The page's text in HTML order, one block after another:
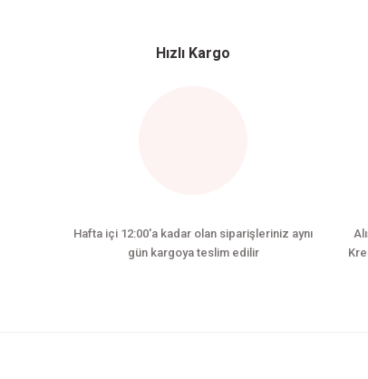
Hızlı Kargo
Hafta içi 12:00'a kadar olan siparişleriniz aynı
gün kargoya teslim edilir